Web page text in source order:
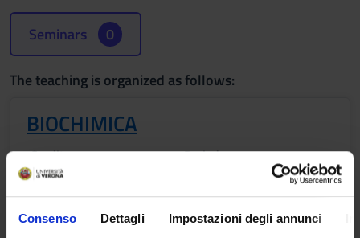
Consenso Dettagli Impostazioni degli annunci
Seminars 0
The teaching is organized as follows:
BIOCHIMICA
Credits
2
Period
lez 1anno 1 semestre
VERONA
Massimo Donadelli